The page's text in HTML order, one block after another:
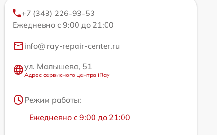
+7 (343) 226-93-53
Ежедневно с 9:00 до 21:00
info@iray-repair-center.ru
ул. Малышева, 51
Адрес сервисного центра iRay
Режим работы:
Ежедневно с 9:00 до 21:00